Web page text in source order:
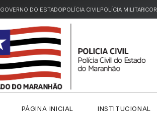
GOVERNO DO ESTADOPOLÍCIA CIVILPOLÍCIA MILITAR
PÁGINA INICIAL INSTITUCIONAL